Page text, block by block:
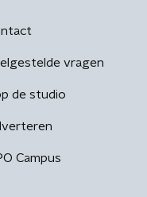
vragen
de studio
Campus